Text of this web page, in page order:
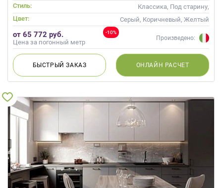
Стиль:
Классика, Под старину,
Прованс
Цвет: Серый, Коричневый, Желтый
-10%
от 65 772 руб.
Цена за погонный метр
Произведено:
БЫСТРЫЙЗАКАЗ ОНЛАЙН РАСЧЕТ